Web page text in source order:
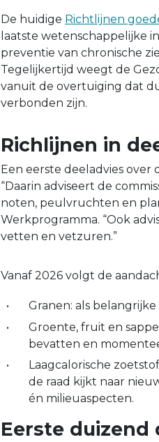
De huidige Richtlijnen
laatste wetenschappelijke
preventie van chronische
Tegelijkertijd weegt de
vanuit de overtuiging dat
verbonden zijn.
Richlijnen in
Een eerste deeladvies
“Daarin adviseert de
noten, peulvruchten en
Werkprogramma. “Ook
vetten en vetzuren.”
Vanaf 2026 volgt de
Granen: als
Groente, fruit en
bevatten en
Laagcalorische
de raad kijkt naar
én milieuaspecten.
Eerste duizend